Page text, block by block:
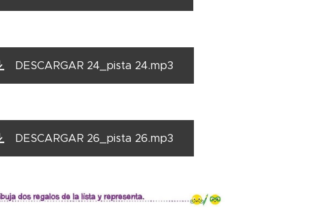
DESCARGAR 24_pista 24.mp3
DESCARGAR 26_pista 26.mp3